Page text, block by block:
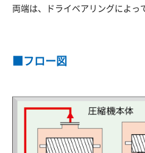
両端は、ドライベアリングによっ
■フロー図